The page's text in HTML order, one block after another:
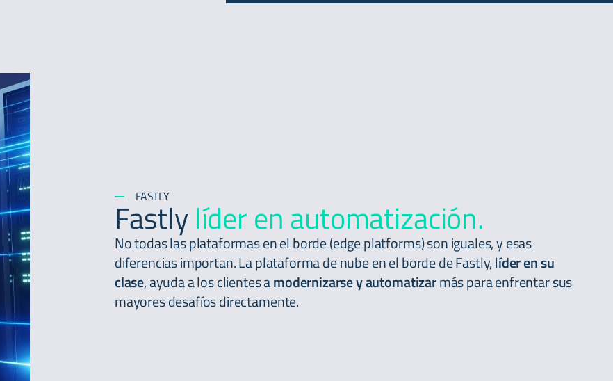
FASTLY
Fastlylíder en automatización.
No todas las plataformas en el borde (edge platforms) son iguales, y esas
diferencias importan. La plataforma de nube en el borde de Fastly, líder en su
clase, ayuda a los clientes amodernizarse y automatizarmás para enfrentar sus
mayores desafíos directamente.